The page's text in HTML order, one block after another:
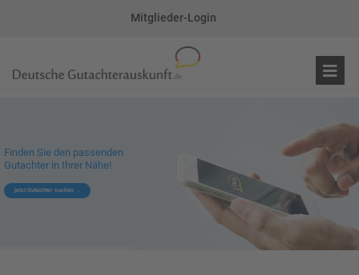
Mitglieder-Login
Finden Sie den passenden
Gutachter in Ihrer Nähe!
jetzt Gutachter suchen